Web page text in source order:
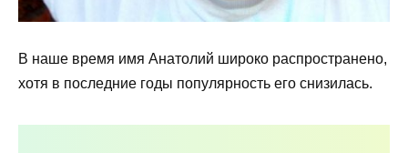
В наше время имя Анатолий широко распространено,
хотя в последние годы популярность его снизилась.